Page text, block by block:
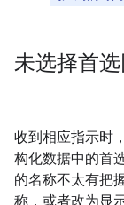
未选择首
收到相应指示时
构化数据中的首
的名称不太有把
称，或者改为显